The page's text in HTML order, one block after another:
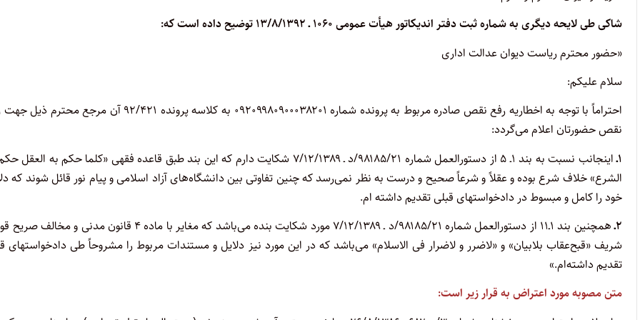
شاکی طی لایحه دیگری به شماره ثبت دفتر اندیکاتور هیأت عمومی ۱۰۶۰ ـ ۱۳/۸/۱۳۹۲ توضیح داده است که:
«حضور محترم ریاست دیوان عدالت اداری
سلام علیکم:
احتراماً با توجه به اخطاریه رفع نقص صادره مربوط به پرونده شماره ۰۹۲۰۹۹۸۰۹۰۰۰۳۸۲۰۱ به کلاسه پرونده ۹۲/۴۲۱ آن مرجع
نقص حضورتان اعلام می‌گردد:
۱ـ
اینجانب نسبت به بند ۱ـ ۵ از دستورالعمل شماره ۹۸۱۸۵/۲۱/د ـ ۷/۱۲/۱۳۸۹ شکایت دارم که این بند طبق قاعده فقهی «کلما حکم به
الشرع» خلاف شرع بوده و عقلاً و شرعاً صحیح و درست به نظر نمی‌رسد که چنین تفاوتی بین دانشگاه‌های آزاد اسلامی و پیام نور قائل شوند که
خود را کامل و مبسوط در دادخواستهای قبلی تقدیم داشته ام.
۲ـ
همچنین بند ۱ـ۱۱ از دستورالعمل شماره ۹۸۱۸۵/۲۱/د ـ ۷/۱۲/۱۳۸۹ مورد شکایت بنده می‌باشد که مغایر با ماده ۴ قانون مدنی و
شریف «قبح‌عقاب بلابیان» و «لاضرر و لاضرار فی الاسلام» می‌باشد که در این مورد نیز دلایل و مستندات مربوط را مشروحاً طی دادخواستهای
تقدیم داشته‌ام.»
متن مصوبه مورد اعتراض به قرار زیر است: